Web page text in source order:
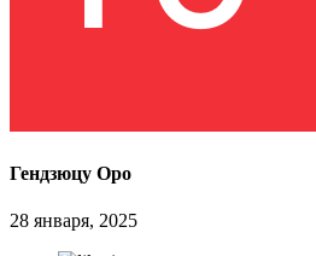
Гендзюцу Оро
28 января, 2025